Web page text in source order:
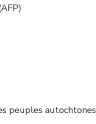
peuples autochtones